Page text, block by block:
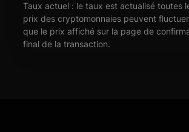
Taux actuel : le taux est actualisé toutes
prix des cryptomonnaies peuvent
que le prix affiché sur la page de
final de la transaction.